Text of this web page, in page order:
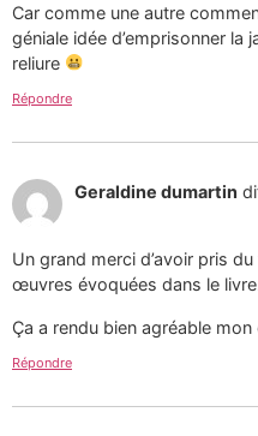
Car comme une autre
géniale idée d’emprisonner
reliure
Répondre
Geraldine dumartin
Un grand merci d’avoir pris
œuvres évoquées dans le
Ça a rendu bien agréable
Répondre